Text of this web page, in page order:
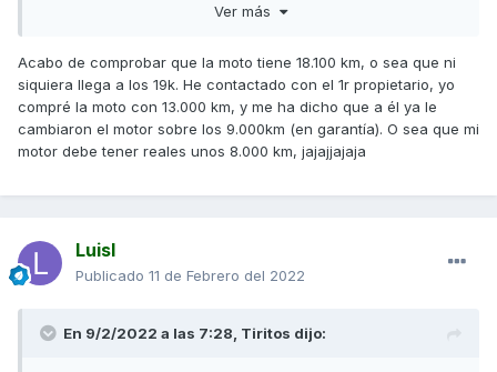
4/Feriber : Abril 2.019 - 10.500km cambio embrague
6/Manet68 19.000km (fuera de garantía a pagar una pasta)
7/Karotonejulio 2019 y 32.000 kms cuando cascó el
embrague
8/Danacelx 15.000km rotura motor ( pendiente verificar si
9/Cajas13 32.000km mayo2019, Embrague quemado
a la espera de si lo mete en garantía, mala pinta tiene ...
Ver más
Acabo de comprobar que la moto tiene 18.100 km, o sea que ni
siquiera llega a los 19k. He contactado con el 1r propietario, yo
compré la moto con 13.000 km, y me ha dicho que a él ya le
cambiaron el motor sobre los 9.000km (en garantía). O sea que mi
motor debe tener reales unos 8.000 km, jajajjajaja
Luisl
Publicado 11 de Febrero del 2022
En 9/2/2022 a las 7:28, Tiritos dijo: